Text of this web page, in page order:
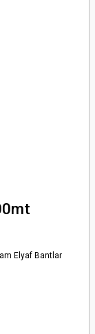
Elyaf Bantlar